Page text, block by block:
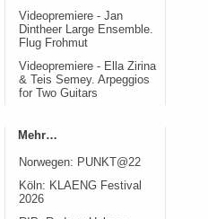
Videopremiere - Jan
Dintheer Large Ensemble.
Flug Frohmut
Videopremiere - Ella Zirina
& Teis Semey. Arpeggios
for Two Guitars
Mehr…
Norwegen: PUNKT@22
Köln: KLAENG Festival
2026